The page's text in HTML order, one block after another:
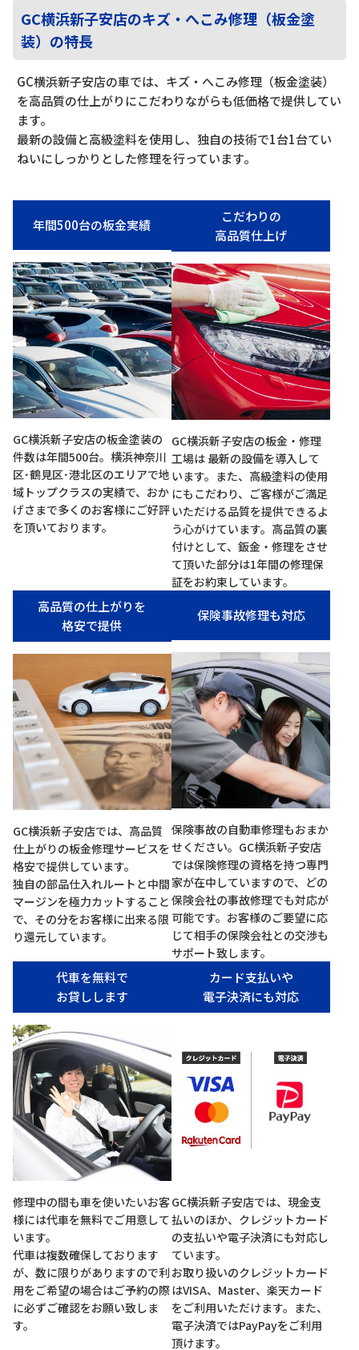
GC横浜新子安店のキズ・へこみ修理（板金塗
装）の特長
GC横浜新子安店の車では、キズ・へこみ修理（板金塗装）
を高品質の仕上がりにこだわりながらも低価格で提供してい
ます。
最新の設備と高級塗料を使用し、独自の技術で1台1台てい
ねいにしっかりとした修理を行っています。
年間500台の板金実績
GC横浜新子安店の板金塗装の
件数は年間500台。横浜神奈川
区･鶴見区･港北区のエリアで地
域トップクラスの実績で、おか
げさまで多くのお客様にご好評
を頂いております。
こだわりの
高品質仕上げ
GC横浜新子安店の板金・修理
工場は 最新の設備を導入して
います。また、高級塗料の使用
にもこだわり、ご客様がご満足
いただける品質を提供できるよ
う心がけています。高品質の裏
付けとして、鈑金・修理をさせ
て頂いた部分は1年間の修理保
証をお約束しています。
高品質の仕上がりを
格安で提供
GC横浜新子安店では、高品質
仕上がりの板金修理サービスを
格安で提供しています。
独自の部品仕入れルートと中間
マージンを極力カットすること
で、その分をお客様に出来る限
り還元しています。
保険事故修理も対応
保険事故の自動車修理もおまか
せください。GC横浜新子安店
では保険修理の資格を持つ専門
家が在中していますので、どの
保険会社の事故修理でも対応が
可能です。お客様のご要望に応
じて相手の保険会社との交渉も
サポート致します。
代車を無料で
お貸しします
修理中の間も車を使いたいお客
様には代車を無料でご用意して
います。
代車は複数確保しております
が、数に限りがありますので利
用をご希望の場合はご予約の際
に必ずご確認をお願い致しま
す。
カード支払いや
電子決済にも対応
GC横浜新子安店では、現金支
払いのほか、クレジットカード
の支払いや電子決済にも対応し
ています。
お取り扱いのクレジットカード
はVISA、Master、楽天カード
をご利用いただけます。また、
電子決済ではPayPayをご利用
頂けます。